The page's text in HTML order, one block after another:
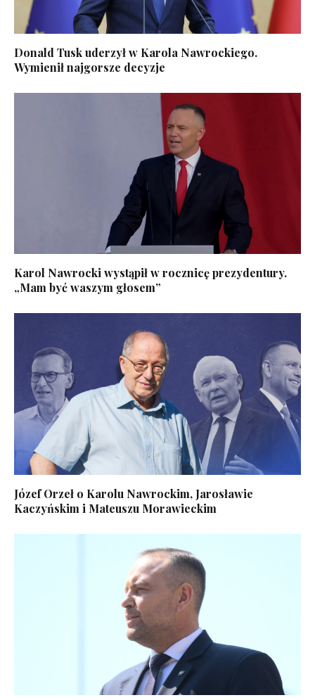
Donald Tusk uderzył w Karola Nawrockiego.
Wymienił najgorsze decyzje
Karol Nawrocki wystąpił w rocznicę prezydentury.
„Mam być waszym głosem”
Józef Orzeł o Karolu Nawrockim, Jarosławie
Kaczyńskim i Mateuszu Morawieckim